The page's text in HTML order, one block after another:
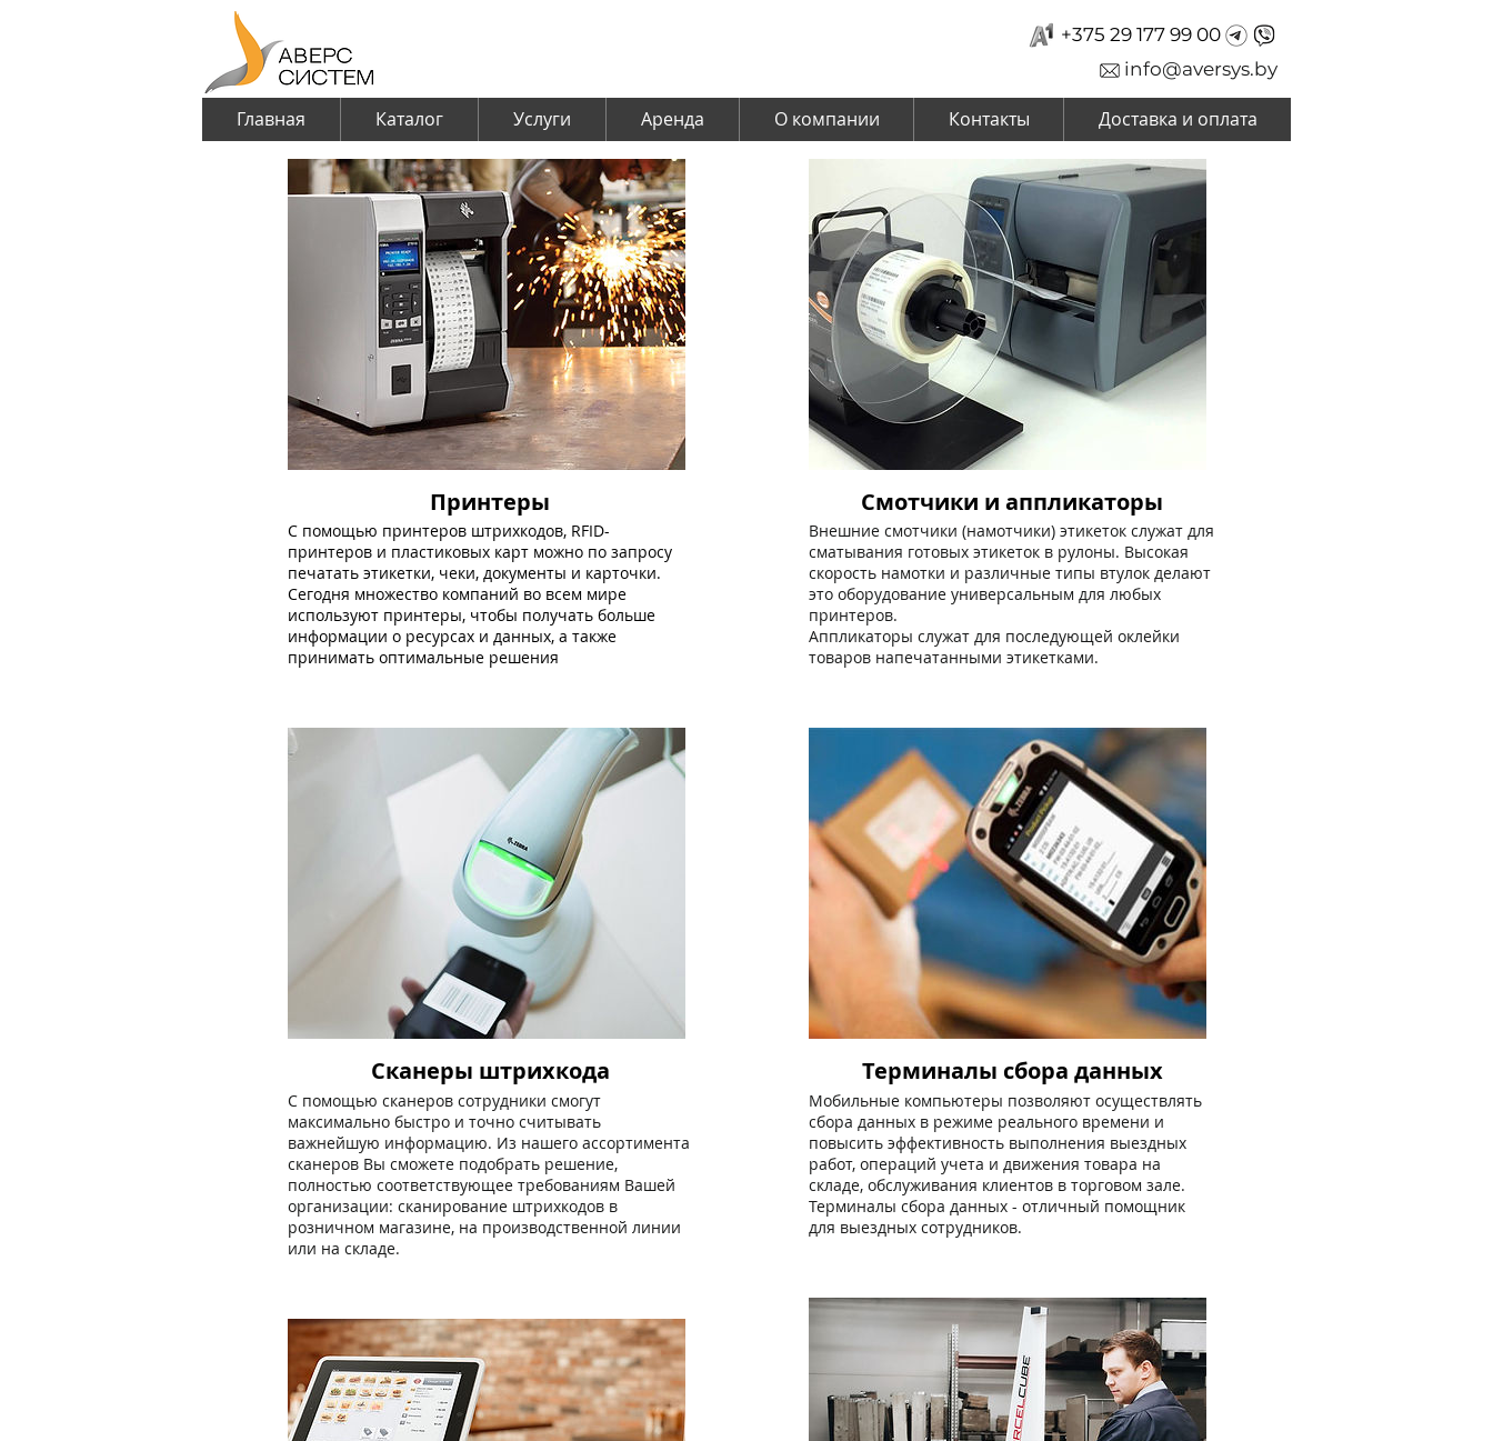
+375 29 177 99 00
info@aversys.by
Главная Каталог Услуги Аренда О компании Контакты Доставка и оплата
Принтеры
С помощью принтеров штрихкодов, RFID-
принтеров и пластиковых карт можно по запросу
печатать этикетки, чеки, документы и карточки.
Сегодня множество компаний во всем мире
используют принтеры, чтобы получать больше
информации о ресурсах и данных, а также
принимать оптимальные решения
Сканеры штрихкода
С помощью сканеров сотрудники смогут
максимально быстро и точно считывать
важнейшую информацию. Из нашего ассортимента
сканеров Вы сможете подобрать решение,
полностью соответствующее требованиям Вашей
организации: сканирование штрихкодов в
розничном магазине, на производственной линии
или на складе.
Смотчики и аппликаторы
Внешние смотчики (намотчики) этикеток служат для
сматывания готовых этикеток в рулоны. Высокая
скорость намотки и различные типы втулок делают
это оборудование универсальным для любых
принтеров.
Аппликаторы служат для последующей оклейки
товаров напечатанными этикетками.
Терминалы сбора данных
Мобильные компьютеры позволяют осуществлять
сбора данных в режиме реального времени и
повысить эффективность выполнения выездных
работ, операций учета и движения товара на
складе, обслуживания клиентов в торговом зале.
Терминалы сбора данных - отличный помощник
для выездных сотрудников.